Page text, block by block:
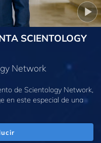
SCIENTOLOGY
Network
de Scientology Network,
en este especial de una